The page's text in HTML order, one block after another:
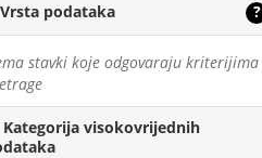
Vrsta podataka ?
stavki koje odgovaraju kriterijima
Kategorija visokovrijednih